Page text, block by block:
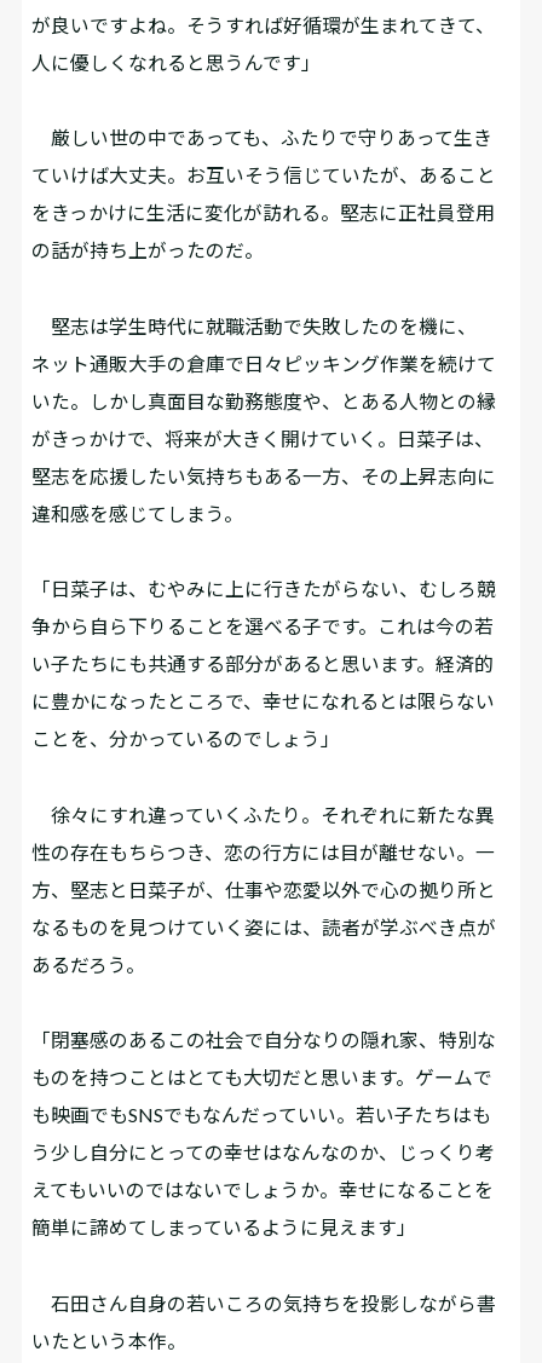
が良いですよね。そうすれば好循環が生まれてきて、
人に優しくなれると思うんです」
厳しい世の中であっても、ふたりで守りあって生き
ていけば大丈夫。お互いそう信じていたが、あること
をきっかけに生活に変化が訪れる。堅志に正社員登用
の話が持ち上がったのだ。
堅志は学生時代に就職活動で失敗したのを機に、
ネット通販大手の倉庫で日々ピッキング作業を続けて
いた。しかし真面目な勤務態度や、とある人物との縁
がきっかけで、将来が大きく開けていく。日菜子は、
堅志を応援したい気持ちもある一方、その上昇志向に
違和感を感じてしまう。
「日菜子は、むやみに上に行きたがらない、むしろ競
争から自ら下りることを選べる子です。これは今の若
い子たちにも共通する部分があると思います。経済的
に豊かになったところで、幸せになれるとは限らない
ことを、分かっているのでしょう」
徐々にすれ違っていくふたり。それぞれに新たな異
性の存在もちらつき、恋の行方には目が離せない。一
方、堅志と日菜子が、仕事や恋愛以外で心の拠り所と
なるものを見つけていく姿には、読者が学ぶべき点が
あるだろう。
「閉塞感のあるこの社会で自分なりの隠れ家、特別な
ものを持つことはとても大切だと思います。ゲームで
も映画でもSNSでもなんだっていい。若い子たちはも
う少し自分にとっての幸せはなんなのか、じっくり考
えてもいいのではないでしょうか。幸せになることを
簡単に諦めてしまっているように見えます」
石田さん自身の若いころの気持ちを投影しながら書
いたという本作。